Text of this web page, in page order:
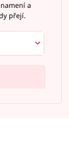
a
přejí.